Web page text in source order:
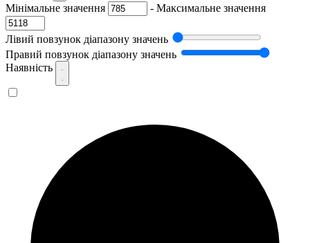
Мінімальне значення - Максимальне значення
Лівий повзунок діапазону значень
Правий повзунок діапазону значень
Наявність